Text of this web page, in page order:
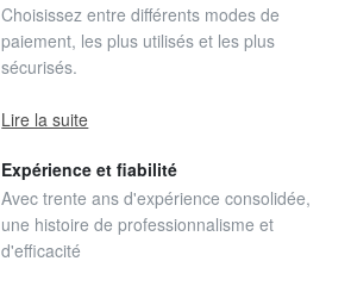
Choisissez entre différents modes de
paiement, les plus utilisés et les plus
sécurisés.
Lire la suite
Expérience et fiabilité
Avec trente ans d'expérience consolidée,
une histoire de professionnalisme et
d'efficacité